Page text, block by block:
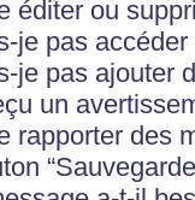
éditer ou
je pas
je pas ajouter
un
rapporter des